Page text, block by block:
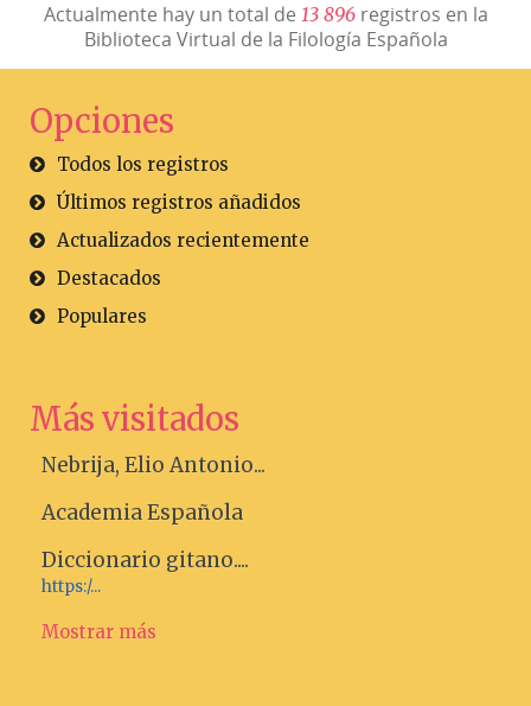
Actualmente hay un total de 13 896registros en la
Biblioteca Virtual de la Filología Española
Opciones
Todos los registros
Últimos registros añadidos
Actualizados recientemente
Destacados
Populares
Más visitados
Nebrija, Elio Antonio...
Academia Española
Diccionario gitano....
https:/...
Mostrar más